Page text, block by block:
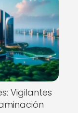
Vigilantes